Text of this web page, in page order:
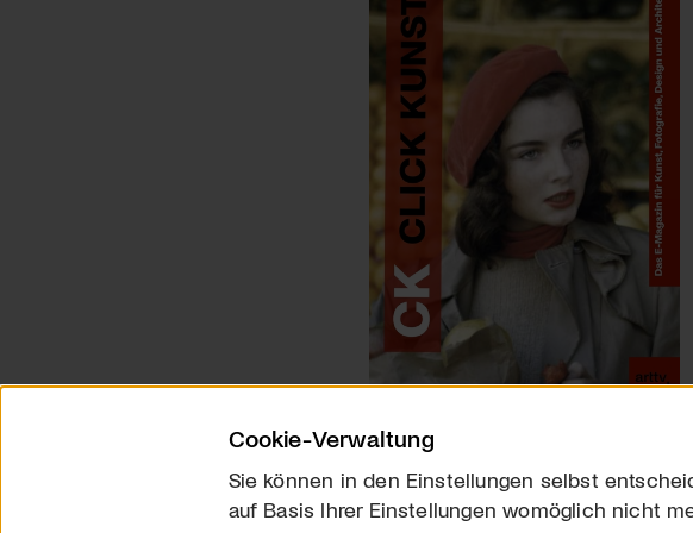
Über uns
Cookie-Verwaltung
Sie können in den Einstellungen selbst
auf Basis Ihrer Einstellungen womöglich nicht